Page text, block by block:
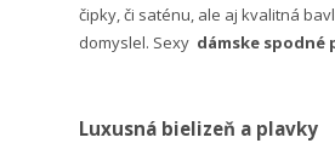
čipky, či saténu, ale aj kvalitná
domyslel. Sexy dámske spodné
Luxusná bielizeň a plavky